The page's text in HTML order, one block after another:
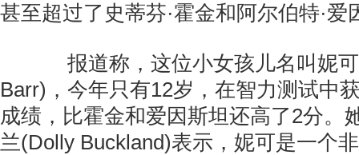
甚至超过了史蒂芬·霍金和阿尔伯特·爱
报道称，这位小女孩儿名叫妮可
Barr)，今年只有12岁，在智力测试中
成绩，比霍金和爱因斯坦还高了2分。
兰(Dolly Buckland)表示，妮可是一个